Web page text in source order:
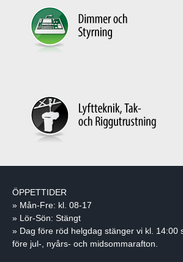
ÖPPETTIDER
» Mån-Fre: kl. 08-17
» Lör-Sön: Stängt
» Dag före röd helgdag stänger vi kl. 14:00
före jul-, nyårs- och midsommarafton.